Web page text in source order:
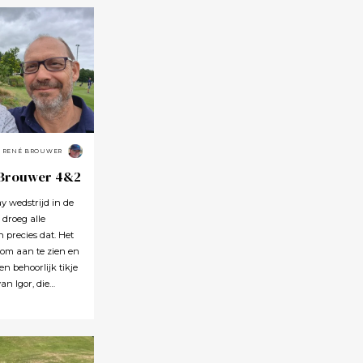
RENÉ BROUWER
4&2
wedstrijd in de
alle
precies dat. Het
aan te zien en
behoorlijk tikje
Igor, die
een matchplay